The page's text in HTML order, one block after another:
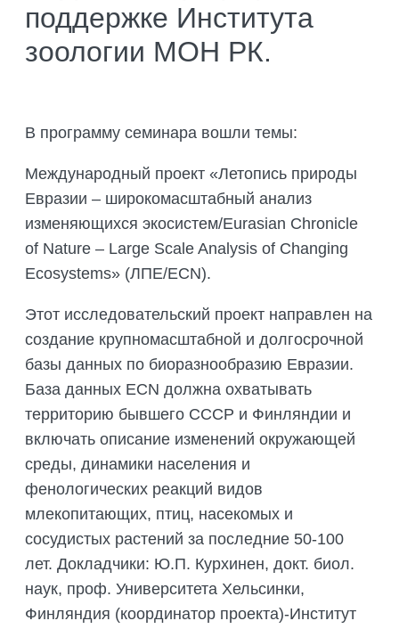
ОБОСНОВАНИЙ
ОРГАНИЗАЦИЯ ТРЕНИНГОВ И
СТАЖИРОВОК
СОВМЕСТНО С НАУЧНЫМ
ОБЩЕСТВОМ ТЕТИС
поддержке Института
зоологии МОН РК.
В программу семинара вошли темы:
Международный проект «Летопись природы
Евразии – широкомасштабный анализ
изменяющихся экосистем/Eurasian Chronicle
of Nature – Large Scale Analysis of Changing
Ecosystems» (ЛПЕ/ECN).
Этот исследовательский проект направлен на
создание крупномасштабной и долгосрочной
базы данных по биоразнообразию Евразии.
База данных ECN должна охватывать
территорию бывшего СССР и Финляндии и
включать описание изменений окружающей
среды, динамики населения и
фенологических реакций видов
млекопитающих, птиц, насекомых и
сосудистых растений за последние 50-100
лет. Докладчики: Ю.П. Курхинен, докт. биол.
наук, проф. Университета Хельсинки,
Финляндия (координатор проекта)-Институт